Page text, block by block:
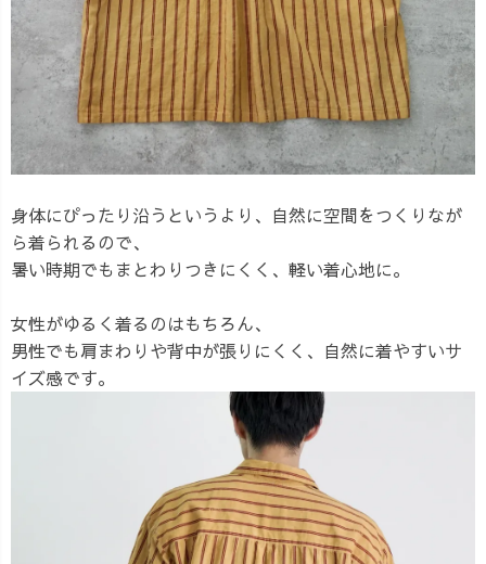
身体にぴったり沿うというより、自然に空間をつくりなが
ら着られるので、
暑い時期でもまとわりつきにくく、軽い着心地に。
女性がゆるく着るのはもちろん、
男性でも肩まわりや背中が張りにくく、自然に着やすいサ
イズ感です。